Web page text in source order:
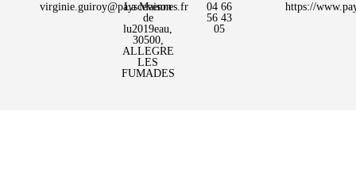
virginie.guiroy@payscevennes.fr
La Maison
de
lu2019eau,
30500,
ALLEGRE
LES
FUMADES
04 66
56 43
05
https://